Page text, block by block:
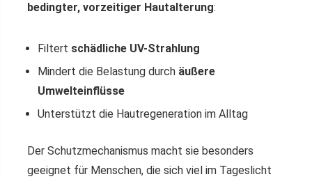
bedingter, vorzeitiger Hautalterung:
Filtert schädliche UV-Strahlung
Mindert die Belastung durch äußere
Umwelteinflüsse
Unterstützt die Hautregeneration im Alltag
Der Schutzmechanismus macht sie besonders
geeignet für Menschen, die sich viel im Tageslicht